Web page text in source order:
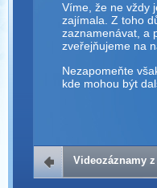
Víme, že ne vždy
zajímala. Z toho
zaznamenávat, a
zveřejňujeme na
Nezapomeňte
kde mohou být
Videozáznamy